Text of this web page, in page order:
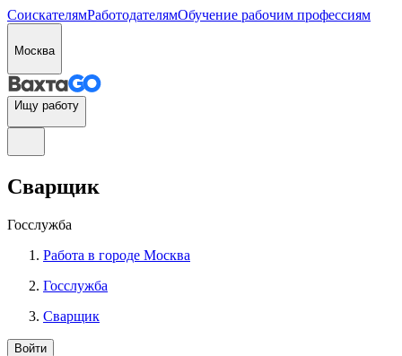
СоискателямРаботодателямОбучение рабочим профессиям
Москва
Ищу работу
Сварщик
Госслужба
Работа в городе Москва
Госслужба
Сварщик
Войти